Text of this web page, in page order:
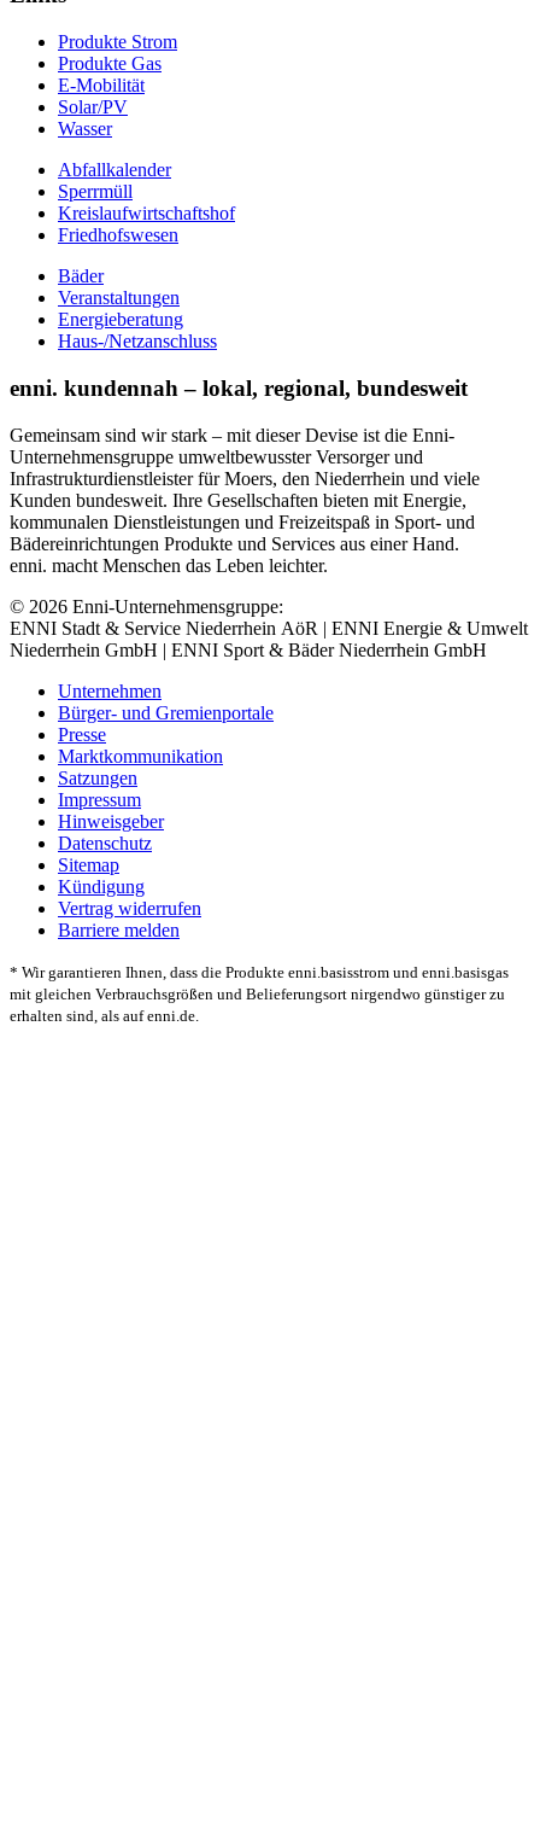
Produkte Strom
Produkte Gas
E-Mobilität
Solar/PV
Wasser
Abfallkalender
Sperrmüll
Kreislaufwirtschaftshof
Friedhofswesen
Bäder
Veranstaltungen
Energieberatung
Haus-/Netzanschluss
enni. kundennah – lokal, regional, bundesweit
Gemeinsam sind wir stark – mit dieser Devise ist die Enni-
Unternehmensgruppe umweltbewusster Versorger und
Infrastrukturdienstleister für Moers, den Niederrhein und viele
Kunden bundesweit. Ihre Gesellschaften bieten mit Energie,
kommunalen Dienstleistungen und Freizeitspaß in Sport- und
Bädereinrichtungen Produkte und Services aus einer Hand.
enni. macht Menschen das Leben leichter.
© 2026 Enni-Unternehmensgruppe:
ENNI Stadt & Service Niederrhein AöR | ENNI Energie & Umwelt
Niederrhein GmbH | ENNI Sport & Bäder Niederrhein GmbH
Unternehmen
Bürger- und Gremienportale
Presse
Marktkommunikation
Satzungen
Impressum
Hinweisgeber
Datenschutz
Sitemap
Kündigung
Vertrag widerrufen
Barriere melden
* Wir garantieren Ihnen, dass die Produkte enni.basisstrom und enni.basisgas
mit gleichen Verbrauchsgrößen und Belieferungsort nirgendwo günstiger zu
erhalten sind, als auf enni.de.